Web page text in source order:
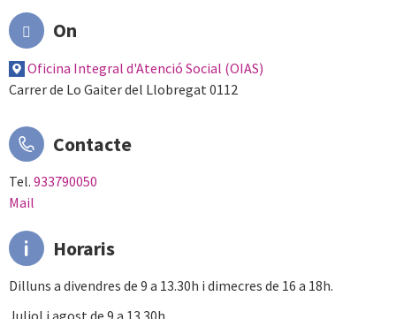
On
Oficina Integral d'Atenció Social (OIAS)
Carrer de Lo Gaiter del Llobregat 0112
Contacte
Tel. 933790050
Mail
Horaris
Dilluns a divendres de 9 a 13.30h i dimecres de 16 a 18h.
Juliol i agost de 9 a 13.30h